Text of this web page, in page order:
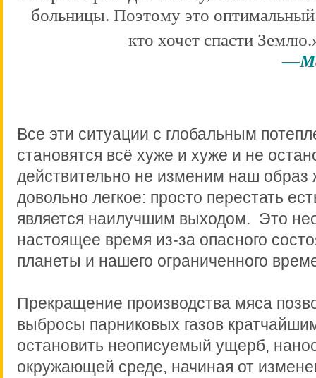
больницы. Поэтому это
кто хочет спасти
Все эти ситуации с глобальным
становятся всё хуже и хуже и не
действительно не изменим наш
довольно легкое: просто перестать
является наилучшим выходом. Это
настоящее время из-за опасного
планеты и нашего ограниченного
Прекращение производства мяса
выбросы парниковых газов
остановить неописуемый ущерб,
окружающей среде, начиная от